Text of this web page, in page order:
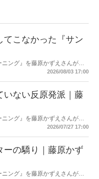
てこなかった『サン
ング』を藤原かずえさんがデ
2026/08/03 17:00
いない反原発派｜藤
ング』を藤原かずえさんがデ
2026/07/27 17:00
ーの驕り｜藤原かず
ング』を藤原かずえさんがデ